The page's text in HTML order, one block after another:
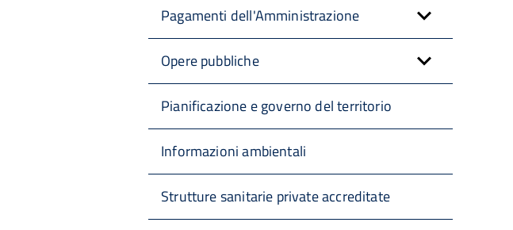
Pagamenti dell'Amministrazione
Opere pubbliche
Pianificazione e governo del territorio
Informazioni ambientali
Strutture sanitarie private accreditate